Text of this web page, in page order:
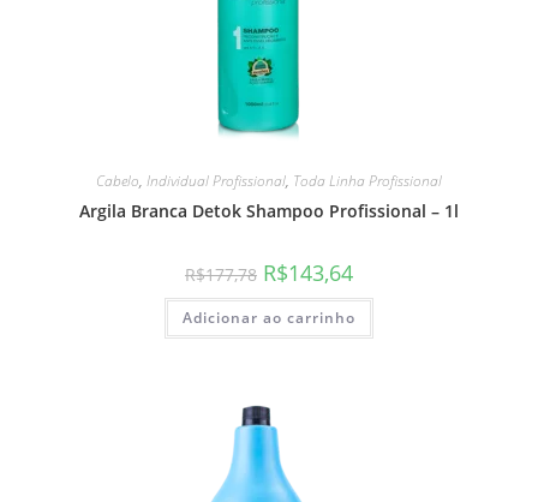
Cabelo, Individual Profissional, Toda Linha Profissional
Argila Branca Detok Shampoo Profissional – 1l
R$177,78 R$143,64
Adicionar ao carrinho